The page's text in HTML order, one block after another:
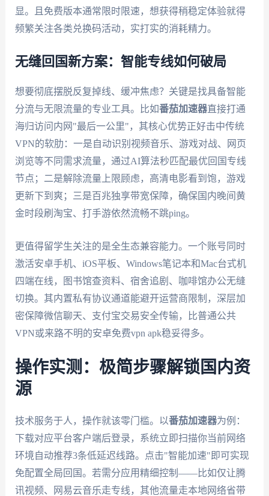
显。且免费版本通常限时限速，想获得稍稳定体验就得
频繁关注各类兑换码活动，实打实的消耗精力。
无缝回国新方案：智能专线如何破局
想要彻底摆脱反复掉线、缓冲焦虑？关键是找具备智能
分流与无限流量的专业工具。比如番茄加速器直接打通
海归访问内网"最后一公里"，其核心优势正好击中传统
VPN的软肋：一是自动识别视频音乐、游戏对战、网页
浏览等不同需求流量，通过AI算法秒匹配最优回国专线
节点；二是解除流量上限顾虑，高清电影看到饱，游戏
更新下到爽；三是百兆独享带宽保障，确保国内晚间黄
金时段刷淘宝、打手游依然流畅不跳ping。
更值得留学生关注的是全生态兼容能力。一个账号同时
激活安卓手机、iOS平板、Windows笔记本和Mac台式机
四端在线，图书馆查资料、宿舍追剧、咖啡馆办公无缝
切换。其内置私有协议通道能避开运营商限制，深层加
密保障微信聊天、支付宝交易安全传输，比普通公共
VPN或来路不明的安卓免费vpn apk稳妥得多。
操作实测：极简步骤解锁国内资
源
技术服务于人，操作就该零门槛。以番茄加速器为例：
下载对应平台客户端后登录，系统立即扫描你当前网络
环境自动推荐3条低延迟线路。点击"智能加速"即可实现
免配置全局回国。若需分应用精细控制——比如仅让腾
讯视频、网易云音乐走专线，其他流量走本地网络省带